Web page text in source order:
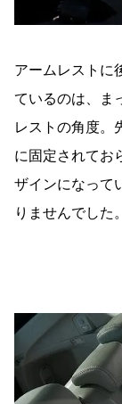
アームレストに
ているのは、ま
レストの角度。
に固定されてお
ザインになって
りませんでした。